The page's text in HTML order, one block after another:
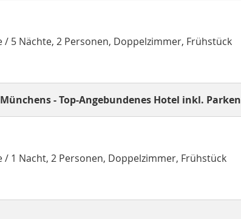
/ 5 Nächte, 2 Personen, Doppelzimmer, Frühstück
- Top-Angebundenes Hotel inkl. Parken
/ 1 Nacht, 2 Personen, Doppelzimmer, Frühstück